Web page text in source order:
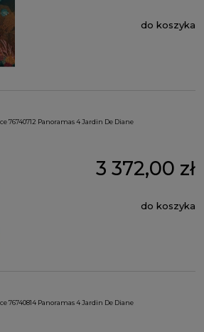
do koszyka
76740712 Panoramas 4 Jardin De Diane
3 372,00 zł
do koszyka
76740814 Panoramas 4 Jardin De Diane